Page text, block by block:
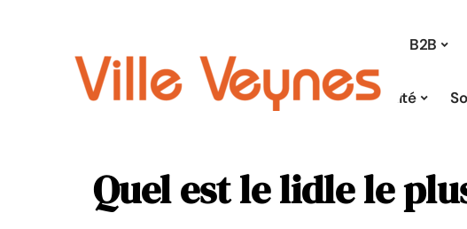
B2B
Parentalité
Quel est le lidle le